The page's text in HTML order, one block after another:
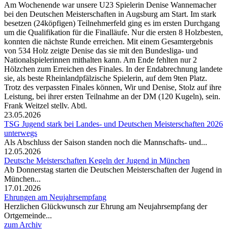
Am Wochenende war unsere U23 Spielerin Denise Wannemacher
bei den Deutschen Meisterschaften in Augsburg am Start. Im stark
besetzen (24köpfigen) Teilnehmerfeld ging es im ersten Durchgang
um die Qualifikation für die Finalläufe. Nur die ersten 8 Holzbesten,
konnten die nächste Runde erreichen. Mit einem Gesamtergebnis
von 534 Holz zeigte Denise das sie mit den Bundesliga- und
Nationalspielerinnen mithalten kann. Am Ende fehlten nur 2
Hölzchen zum Erreichen des Finales. In der Endabrechnung landete
sie, als beste Rheinlandpfälzische Spielerin, auf dem 9ten Platz.
Trotz des verpassten Finales können, Wir und Denise, Stolz auf ihre
Leistung, bei ihrer ersten Teilnahme an der DM (120 Kugeln), sein.
Frank Weitzel stellv. Abtl.
23.05.2026
TSG Jugend stark bei Landes- und Deutschen Meisterschaften 2026
unterwegs
Als Abschluss der Saison standen noch die Mannschafts- und...
12.05.2026
Deutsche Meisterschaften Kegeln der Jugend in München
Ab Donnerstag starten die Deutschen Meisterschaften der Jugend in
München...
17.01.2026
Ehrungen am Neujahrsempfang
Herzlichen Glückwunsch zur Ehrung am Neujahrsempfang der
Ortgemeinde...
zum Archiv